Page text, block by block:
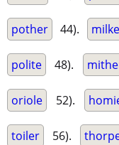
pother 44).
polite 48).
oriole 52).
toiler 56).